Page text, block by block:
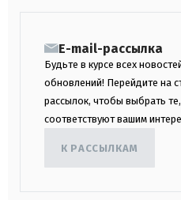
E-mail-рассылка
Будьте в курсе всех
обновлений! Перейдите на
рассылок, чтобы выбрать
соответствуют вашим
К РАССЫЛКАМ